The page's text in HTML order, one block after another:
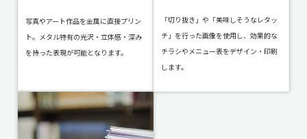
写真やアート作品を金属に直接プリン
ト。メタル特有の光沢・立体感・深み
を持った表現が可能となります。
「切り抜き」や「美味しそうなレタッ
チ」を行った画像を使用し、効果的な
チラシやメニュー表をデザイン・印刷
します。